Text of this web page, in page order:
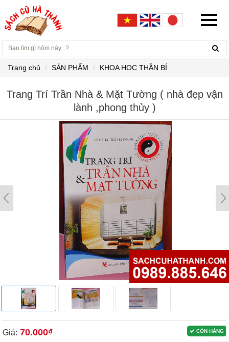
Trang chủ SẢN PHẨM KHOA HỌC THẦN BÍ
Trang Trí Trần Nhà & Mặt Tường ( nhà đẹp vận
lành ,phong thủy )
CÒN HÀNG
Giá: 70.000₫